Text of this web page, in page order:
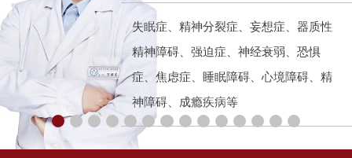
失眠症、精神分裂症、妄想症、器质性
精神障碍、强迫症、神经衰弱、恐惧
症、焦虑症、睡眠障碍、心境障碍、精
神障碍、成瘾疾病等